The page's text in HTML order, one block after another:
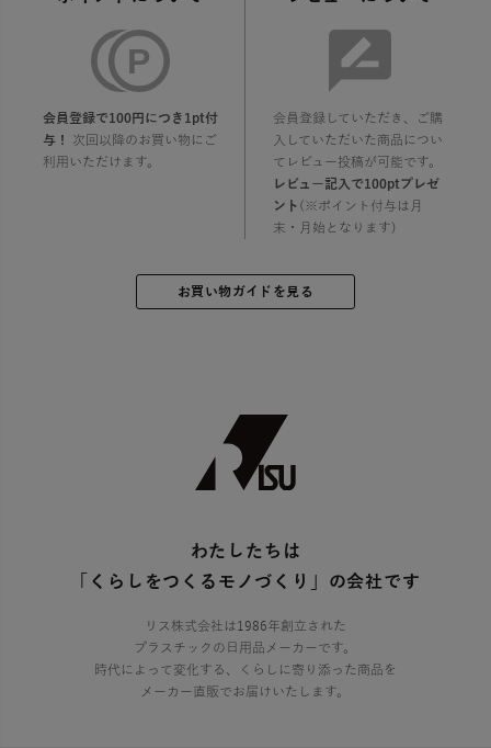
会員登録で100円につき1pt付
与！
次回以降のお買い物にご
利用いただけます。
会員登録していただき、ご購
入していただいた商品につい
てレビュー投稿が可能です。
レビュー記入で100ptプレゼ
ント (※ポイント付与は月
末・月始となります)
お買い物ガイドを見る
わたしたちは
「くらしをつくるモノづくり」の会社です
リス株式会社は1986年創立された
プラスチックの日用品メーカーです。
時代によって変化する、くらしに寄り添った商品を
メーカー直販でお届けいたします。